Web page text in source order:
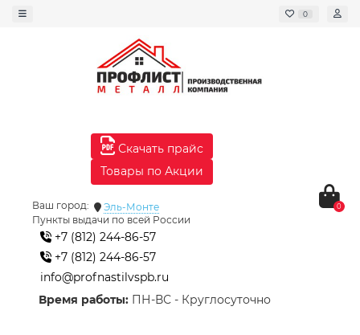
0
Скачать прайс
Товары по Акции
Ваш город:
Эль-Монте
Пункты выдачи по всей России
+7 (812) 244-86-57
+7 (812) 244-86-57
info@profnastilvspb.ru
Время работы: ПН-ВС - Круглосуточно
0